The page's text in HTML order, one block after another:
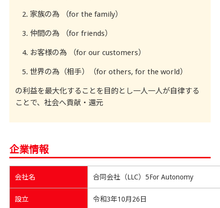
家族の為 （for the family）
仲間の為 （for friends）
お客様の為 （for our customers）
世界の為（相手）（for others, for the world）
の利益を最大化することを目的とし一人一人が自律する
ことで、社会へ貢献・還元
企業情報
会社名 合同会社（LLC）5For Autonomy
設立 令和3年10月26日